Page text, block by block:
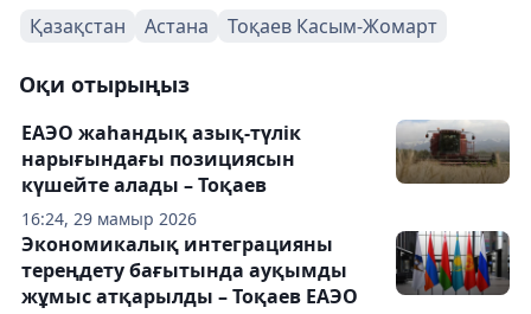
Қазақстан Астана Тоқаев Касым-Жомарт
Оқи отырыңыз
16:24, 29 мамыр 2026
ЕАЭО жаһандық азық-түлік
нарығындағы позициясын
күшейте алады – Тоқаев
Экономикалық интеграцияны
тереңдету бағытында ауқымды
жұмыс атқарылды – Тоқаев ЕАЭО